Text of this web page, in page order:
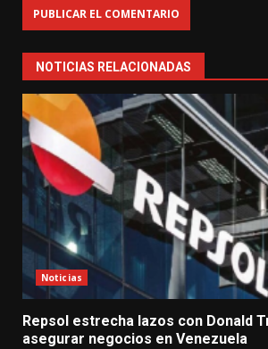
NOTICIAS RELACIONADAS
Noticias
Repsol estrecha lazos con Donald
asegurar negocios en Venezuela